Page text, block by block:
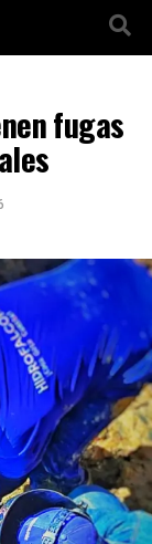
fugas